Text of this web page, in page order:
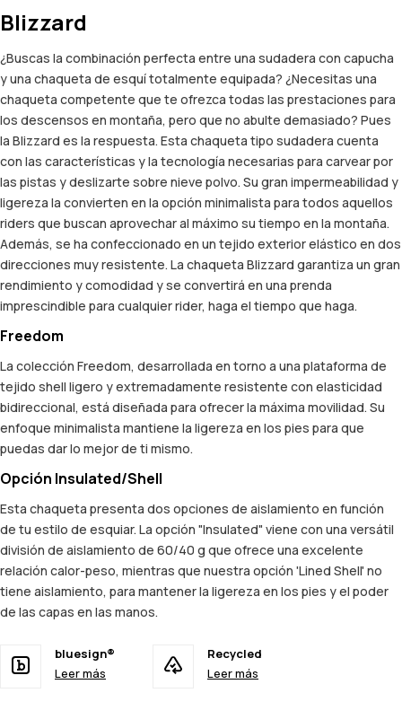
Blizzard
¿Buscas la combinación perfecta entre una sudadera con capucha
y una chaqueta de esquí totalmente equipada? ¿Necesitas una
chaqueta competente que te ofrezca todas las prestaciones para
los descensos en montaña, pero que no abulte demasiado? Pues
la Blizzard es la respuesta. Esta chaqueta tipo sudadera cuenta
con las características y la tecnología necesarias para carvear por
las pistas y deslizarte sobre nieve polvo. Su gran impermeabilidad y
ligereza la convierten en la opción minimalista para todos aquellos
riders que buscan aprovechar al máximo su tiempo en la montaña.
Además, se ha confeccionado en un tejido exterior elástico en dos
direcciones muy resistente. La chaqueta Blizzard garantiza un gran
rendimiento y comodidad y se convertirá en una prenda
imprescindible para cualquier rider, haga el tiempo que haga.
Freedom
La colección Freedom, desarrollada en torno a una plataforma de
tejido shell ligero y extremadamente resistente con elasticidad
bidireccional, está diseñada para ofrecer la máxima movilidad. Su
enfoque minimalista mantiene la ligereza en los pies para que
puedas dar lo mejor de ti mismo.
Opción Insulated/Shell
Esta chaqueta presenta dos opciones de aislamiento en función
de tu estilo de esquiar. La opción "Insulated" viene con una versátil
división de aislamiento de 60/40 g que ofrece una excelente
relación calor-peso, mientras que nuestra opción 'Lined Shell' no
tiene aislamiento, para mantener la ligereza en los pies y el poder
de las capas en las manos.
bluesign®
Leer más
Recycled
Leer más